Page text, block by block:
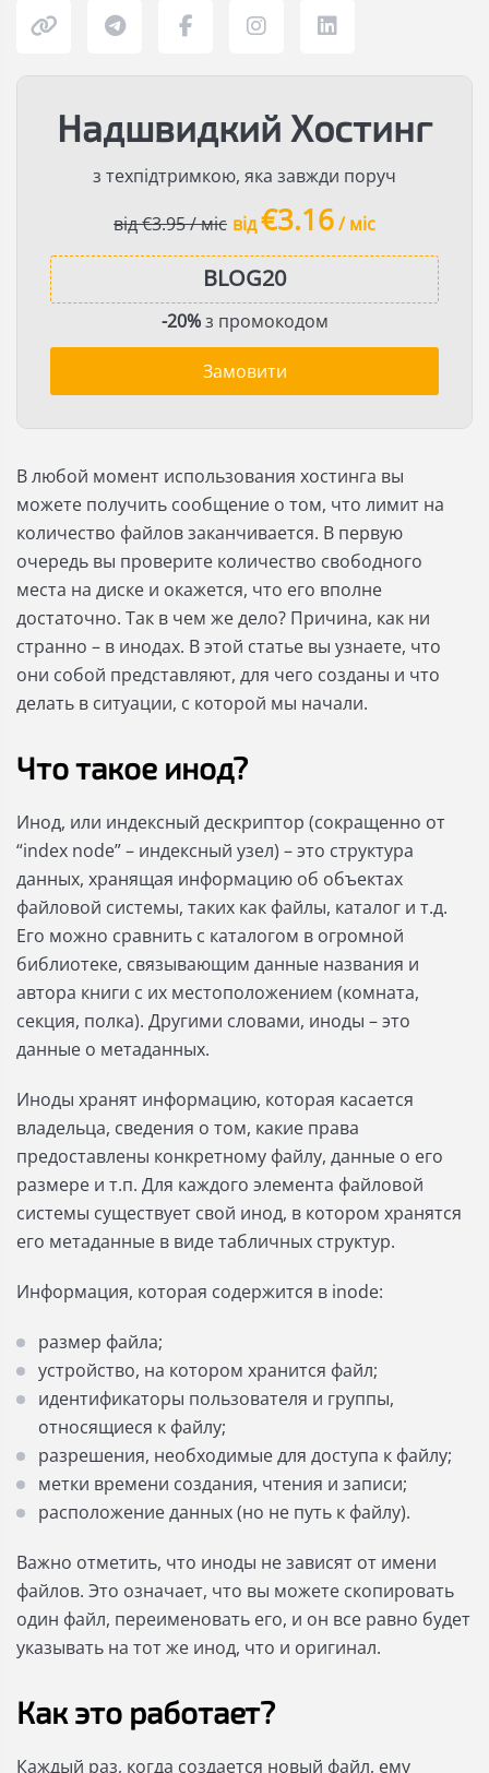
Надшвидкий Хостинг
з техпідтримкою, яка завжди поруч
від €3.95 / міс від€3.16/ міс
-20%з промокодом
Замовити
В любой момент использования хостинга вы
можете получить сообщение о том, что лимит на
количество файлов заканчивается. В первую
очередь вы проверите количество свободного
места на диске и окажется, что его вполне
достаточно. Так в чем же дело? Причина, как ни
странно – в инодах. В этой статье вы узнаете, что
они собой представляют, для чего созданы и что
делать в ситуации, с которой мы начали.
Что такое инод?
Инод, или индексный дескриптор (сокращенно от
“index node” – индексный узел) – это структура
данных, хранящая информацию об объектах
файловой системы, таких как файлы, каталог и т.д.
Его можно сравнить с каталогом в огромной
библиотеке, связывающим данные названия и
автора книги с их местоположением (комната,
секция, полка). Другими словами, иноды – это
данные о метаданных.
Иноды хранят информацию, которая касается
владельца, сведения о том, какие права
предоставлены конкретному файлу, данные о его
размере и т.п. Для каждого элемента файловой
системы существует свой инод, в котором хранятся
его метаданные в виде табличных структур.
Информация, которая содержится в inode:
размер файла;
устройство, на котором хранится файл;
идентификаторы пользователя и группы,
относящиеся к файлу;
разрешения, необходимые для доступа к файлу;
метки времени создания, чтения и записи;
расположение данных (но не путь к файлу).
Важно отметить, что иноды не зависят от имени
файлов. Это означает, что вы можете скопировать
один файл, переименовать его, и он все равно будет
указывать на тот же инод, что и оригинал.
Как это работает?
Каждый раз, когда создается новый файл, ему